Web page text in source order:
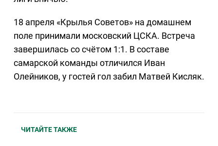
18 апреля «Крылья Советов» на домашнем
поле принимали московский ЦСКА. Встреча
завершилась со счётом 1:1. В составе
самарской команды отличился Иван
Олейников, у гостей гол забил Матвей Кисляк.
ЧИТАЙТЕ ТАКЖЕ